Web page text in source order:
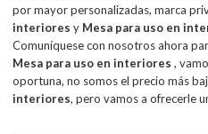
por mayor personalizadas, marca
interiores y Mesa para uso en
Comuníquese con nosotros ahora
Mesa para uso en interiores ,
oportuna, no somos el precio más
interiores, pero vamos a ofrecerle